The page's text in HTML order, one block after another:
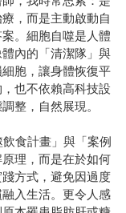
，而是主動啟動自
。細胞自噬是人體
內的「清潔隊」與
胞，讓身體恢復平
也不依賴高科技設
整，自然展現。
食計畫」與「案例
理，而是在於如何
方式，避免因過度
入生活。更令人感